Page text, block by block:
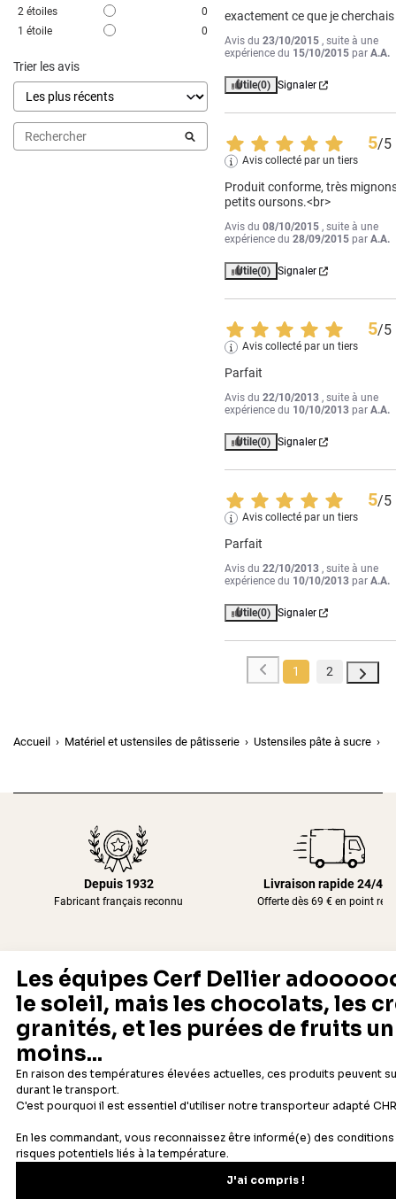
2 étoiles
0
1 étoile 0
Trier les avis
exactement ce que je cherchais
Avis du23/10/2015 , suite à une
expérience du 15/10/2015 parA.A.
Utile(0) Signaler
5/5
Avis collecté par un tiers
Produit conforme, très
petits oursons.<br>
Avis du08/10/2015 , suite à une
expérience du28/09/2015 parA.A.
Utile(0) Signaler
5/5
Avis collecté par un tiers
Parfait
Avis du22/10/2013 , suite à une
expérience du 10/10/2013 parA.A.
Utile(0) Signaler
5/5
Avis collecté par un tiers
Parfait
Avis du22/10/2013 , suite à une
expérience du 10/10/2013 parA.A.
Utile(0) Signaler
1 2
Accueil Matériel et ustensiles de pâtisserie Ustensiles pâte à sucre
Depuis 1932
Fabricant français reconnu
Livraison rapide 24/48h
Offerte dès 69 € en point
Newsletter
Recevez les recettes, astuces et offres spéciales.
S'inscrire
Vous pourrez vous désinscrire depuis votre espace client.